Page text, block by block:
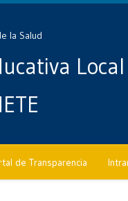
la Salud
Local
de Transparencia